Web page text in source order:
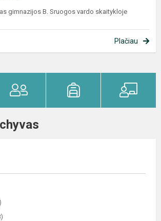
gimnazijos B. Sruogos vardo skaitykloje
Plačiau